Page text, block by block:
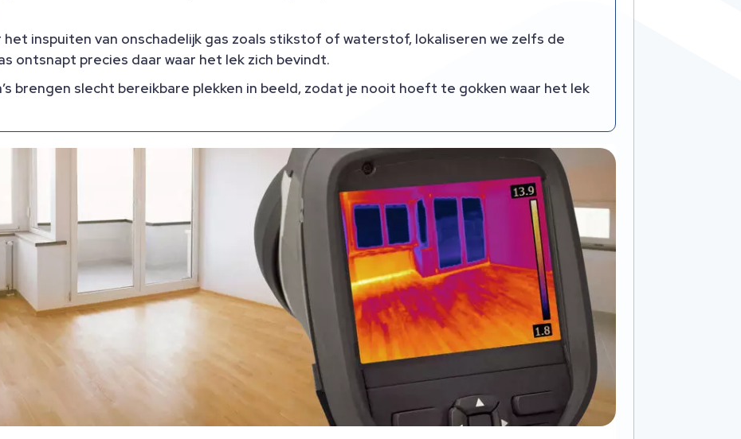
het inspuiten van onschadelijk gas zoals stikstof of waterstof, lokaliseren we zelfs de
ontsnapt precies daar waar het lek zich bevindt.​
brengen slecht bereikbare plekken in beeld, zodat je nooit hoeft te gokken waar het lek